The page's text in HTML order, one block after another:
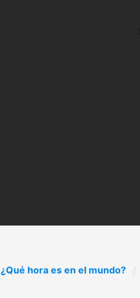
¿Qué hora es en el mundo?